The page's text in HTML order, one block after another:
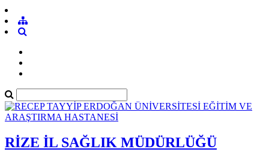
RİZE İL SAĞLIK MÜDÜRLÜĞÜ